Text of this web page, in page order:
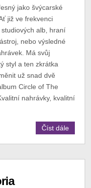
jako švýcarské
již ve frekvenci
alb, hraní
nebo výsledné
Má svůj
styl a ten zkrátka
už snad dvě
Circle of The
nahrávky, kvalitní
Číst dále